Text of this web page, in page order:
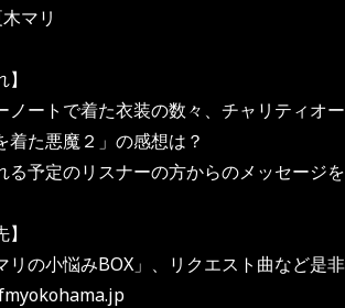
マリ
ートで着た衣装の数々、チャリティオ
た悪魔２」の感想は？
予定のリスナーの方からのメッセージ
リの小悩みBOX」、リクエスト曲など是